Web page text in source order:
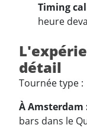
Timing
heure
détail
Tournée type :
À Amsterdam
bars dans le